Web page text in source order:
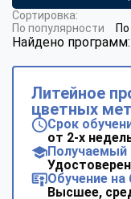
Найдено
Сортировка:
По популярности
Литейное
цветных
Срок
от 2-х
Получаемый
Обучение на
Высшее,